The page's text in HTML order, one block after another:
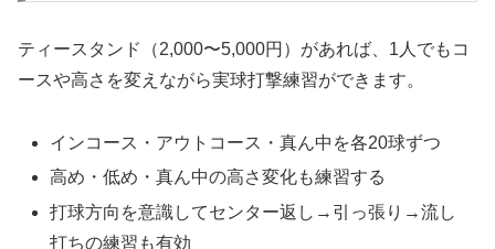
ティースタンド（2,000〜5,000円）があれば、1人でもコ
ースや高さを変えながら実球打撃練習ができます。
インコース・アウトコース・真ん中を各20球ずつ
高め・低め・真ん中の高さ変化も練習する
打球方向を意識してセンター返し→引っ張り→流し
打ちの練習も有効